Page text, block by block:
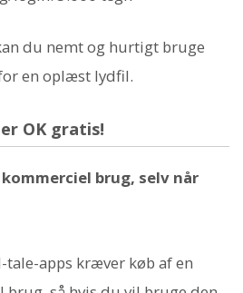
du nemt og hurtigt bruge
en oplæst lydfil.
OK gratis!
brug, selv når
apps kræver køb af en